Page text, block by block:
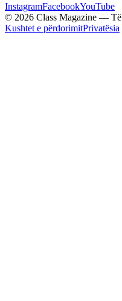
InstagramFacebookYouTube
© 2026 Class Magazine — Të
Kushtet e përdorimitPrivatësia